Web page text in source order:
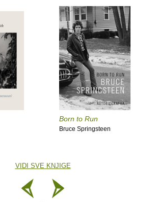
Born to Run
Bruce Springsteen
VIDI SVE KNJIGE